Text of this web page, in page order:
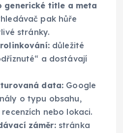
generické title a meta
pak hůře
stránky.
důležité
a dostávají
data: Google
o typu obsahu,
nebo lokaci.
záměr:stránka